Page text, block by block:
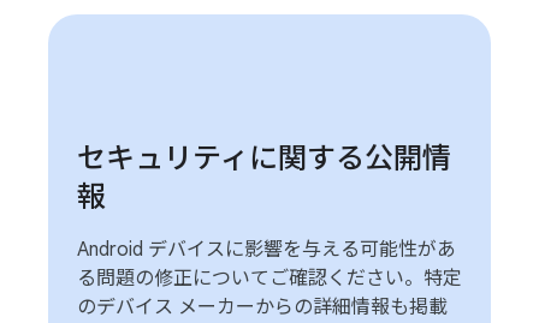
セキュリティに関する公開情
報
Android デバイスに影響を与える可能性があ
る問題の修正についてご確認ください。特定
のデバイス メーカーからの詳細情報も掲載